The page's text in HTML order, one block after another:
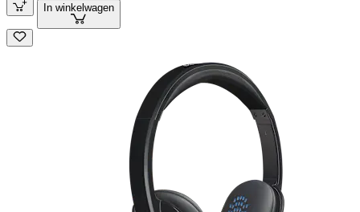
In winkelwagen